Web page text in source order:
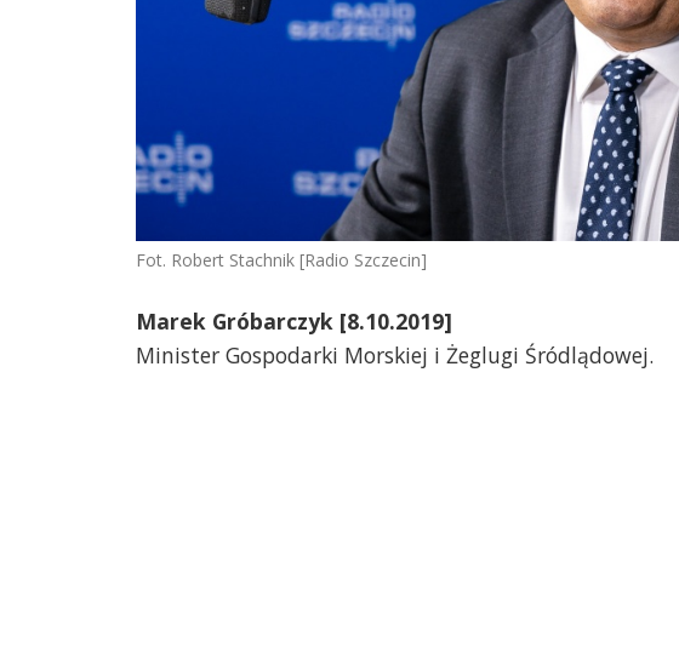
Fot. Robert Stachnik [Radio Szczecin]
Marek Gróbarczyk [8.10.2019]
Minister Gospodarki Morskiej i Żeglugi Śródlądowej.